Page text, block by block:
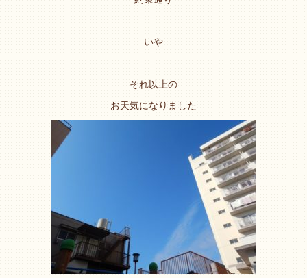
いや
それ以上の
お天気になりました